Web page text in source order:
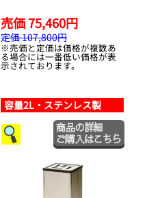
売価 75,460円
定価 107,800円
※売価と定価は価格が複数あ
る場合には一番低い価格が表
示されております。
容量2L・ステンレス製